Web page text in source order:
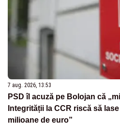
7 aug. 2026, 13:53
PSD îl acuză pe Bolojan că
Integrității la CCR riscă să
milioane de euro”